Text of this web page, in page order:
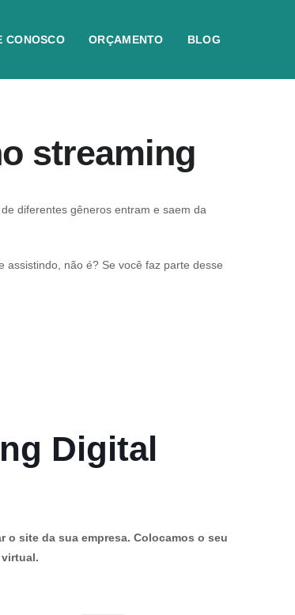
CONOSCO ORÇAMENTO BLOG
streaming
diferentes gêneros entram e saem da
não é? Se você faz parte desse
Digital
site da sua empresa. Colocamos o seu